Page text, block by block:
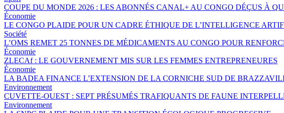
COUPE DU MONDE 2026 : LES ABONNÉS CANAL+ AU CONGO DÉÇUS À
Économie
LE CONGO PLAIDE POUR UN CADRE ÉTHIQUE DE L’INTELLIGENCE
Société
L’OMS REMET 25 TONNES DE MÉDICAMENTS AU CONGO POUR
Économie
ZLECAf : LE GOUVERNEMENT MIS SUR LES FEMMES ENTREPRENEURES
Économie
LA BADEA FINANCE L’EXTENSION DE LA CORNICHE SUD DE
Environnement
CUVETTE-OUEST : SEPT PRÉSUMÉS TRAFIQUANTS DE FAUNE
Environnement